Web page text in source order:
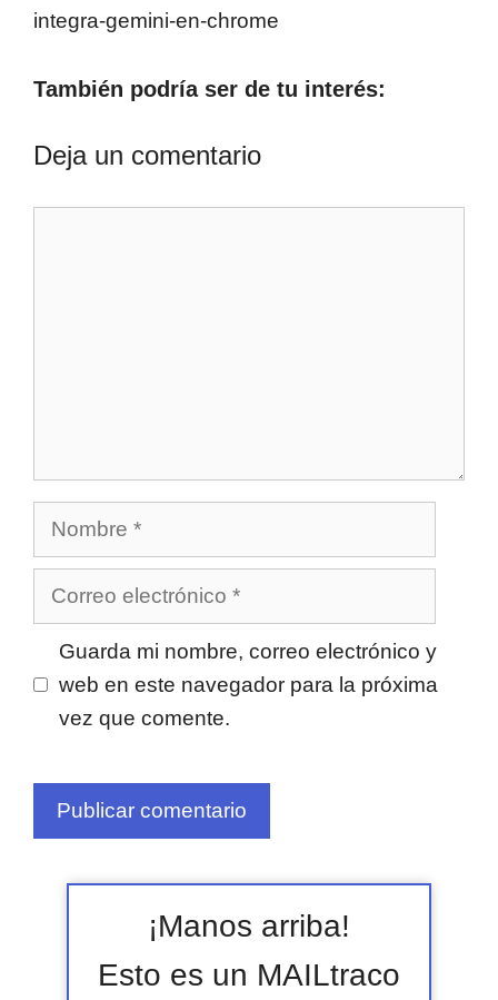
integra-gemini-en-chrome
También podría ser de tu interés:
Deja un comentario
Nombre
Correo
Guarda mi nombre, correo electrónico y
web en este navegador para la próxima
vez que comente.
¡Manos arriba!
Esto es un MAILtraco